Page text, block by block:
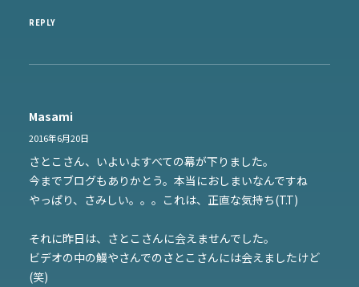
REPLY
Masami
2016年6月20日
さとこさん、いよいよすべての幕が下りました。
今までブログもありかとう。本当におしまいなんですね
やっぱり、さみしい。。。これは、正直な気持ち(T.T)
それに昨日は、さとこさんに会えませんでした。
ビデオの中の鰻やさんでのさとこさんには会えましたけど
(笑)